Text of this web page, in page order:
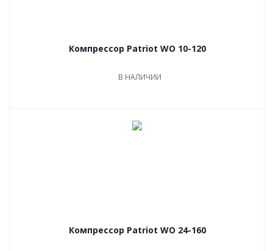
Компрессор Patriot WO 10-120
В НАЛИЧИИ
Компрессор Patriot WO 24-160